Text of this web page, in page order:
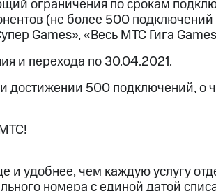
ограничения по срокам
(не более 500
Games», «Весь МТС Гига
и перехода по 30.04.2021.
достижении 500 подключений, о
и удобнее, чем каждую услугу